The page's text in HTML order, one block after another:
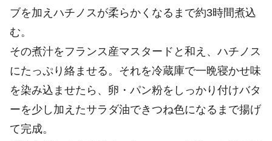
ブを加えハチノスが柔らかくなるまで約3時間煮込
む。
その煮汁をフランス産マスタードと和え、ハチノス
にたっぷり絡ませる。それを冷蔵庫で一晩寝かせ味
を染み込ませたら、卵・パン粉をしっかり付けバタ
ーを少し加えたサラダ油できつね色になるまで揚げ
て完成。